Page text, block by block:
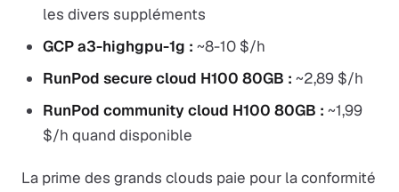
les divers suppléments
GCP a3-highgpu-1g : ~8-10 $/h
RunPod secure cloud H100 80GB : ~2,89 $/h
RunPod community cloud H100 80GB : ~1,99
$/h quand disponible
La prime des grands clouds paie pour la conformité